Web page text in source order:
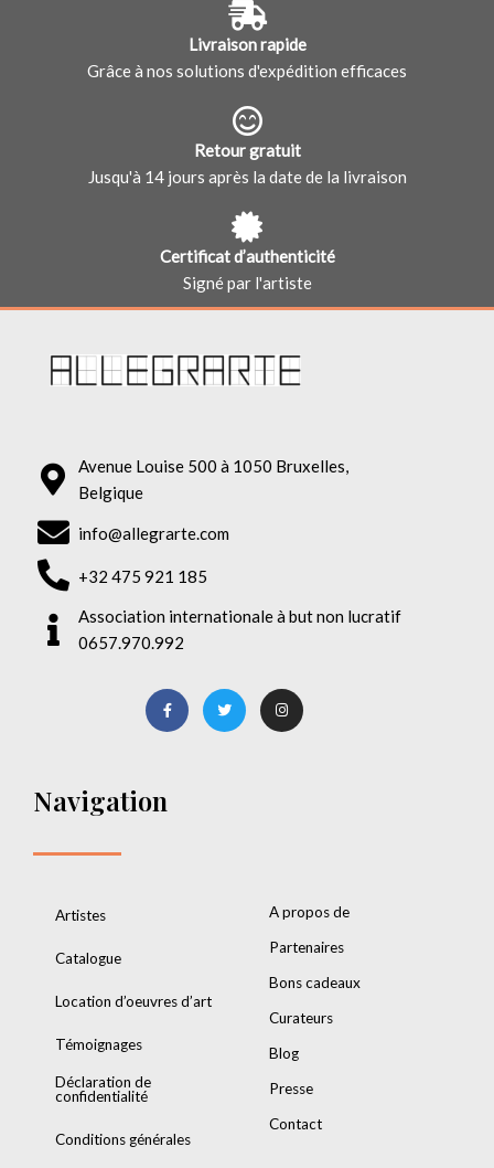
Livraison rapide
Grâce à nos solutions d'expédition efficaces
Retour gratuit
Jusqu'à 14 jours après la date de la livraison
Certificat d’authenticité
Signé par l'artiste
Avenue Louise 500 à 1050 Bruxelles,
Belgique
info@allegrarte.com
+32 475 921 185
Association internationale à but non lucratif
0657.970.992
Navigation
Artistes
Catalogue
Location d’oeuvres d’art
Témoignages
Déclaration de
confidentialité
Conditions générales
A propos de
Partenaires
Bons cadeaux
Curateurs
Blog
Presse
Contact